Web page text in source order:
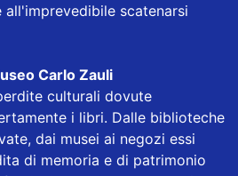
scatenarsi
Carlo Zauli
culturali dovute
i libri. Dalle biblioteche
dai musei ai negozi essi
di memoria e di patrimonio